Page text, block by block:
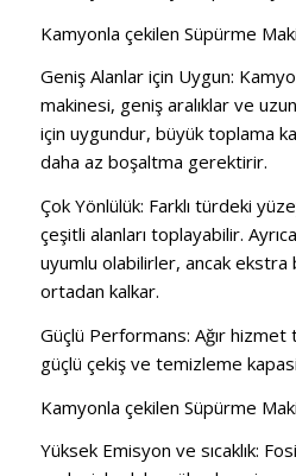
Kamyonla çekilen Süpürme
Geniş Alanlar için Uygun:
makinesi, geniş aralıklar ve
için uygundur, büyük toplama
daha az boşaltma gerektirir.
Çok Yönlülük: Farklı türdeki
çeşitli alanları toplayabilir.
uyumlu olabilirler, ancak ekstra
ortadan kalkar.
Güçlü Performans: Ağır hizmet
güçlü çekiş ve temizleme
Kamyonla çekilen Süpürme
Yüksek Emisyon ve sıcaklık: